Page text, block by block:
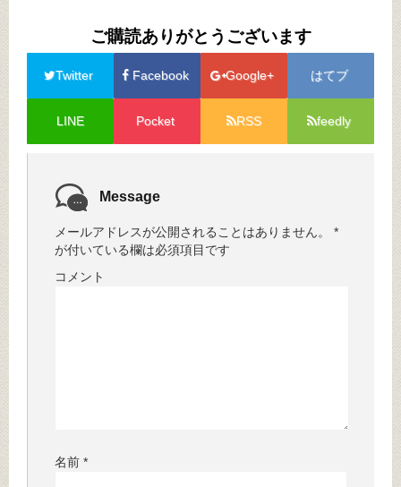
ご購読ありがとうございます
Twitter Facebook Google+ はてブ
LINE Pocket RSS feedly
Message
メールアドレスが公開されることはありません。
*
が付いている欄は必須項目です
コメント
名前 *